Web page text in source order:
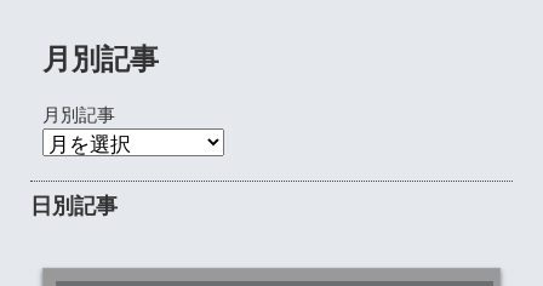
月別記事
月別記事
日別記事